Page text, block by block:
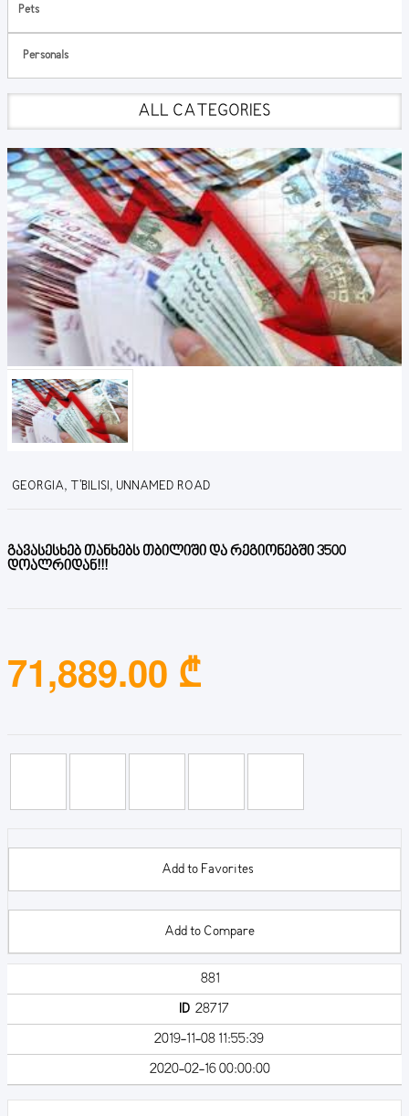
Pets
Personals
ALL CATEGORIES
GEORGIA, T'BILISI, UNNAMED ROAD
გავასესხებ თანხებს თბილიში და რეგიონებში 3500
დოალრიდან!!!
71,889.00 ₾
Add to Favorites
Add to Compare
881
ID 28717
2019-11-08 11:55:39
2020-02-16 00:00:00